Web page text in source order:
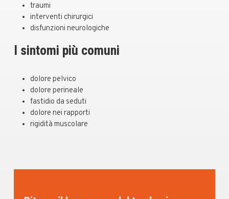
traumi
interventi chirurgici
disfunzioni neurologiche
I sintomi più comuni
dolore pelvico
dolore perineale
fastidio da seduti
dolore nei rapporti
rigidità muscolare